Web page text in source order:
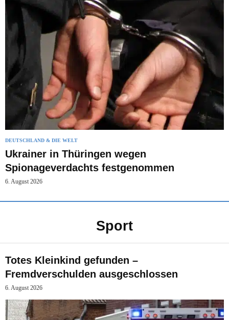
DEUTSCHLAND & DIE WELT
Ukrainer in Thüringen wegen
Spionageverdachts festgenommen
6. August 2026
Sport
Totes Kleinkind gefunden –
Fremdverschulden ausgeschlossen
6. August 2026